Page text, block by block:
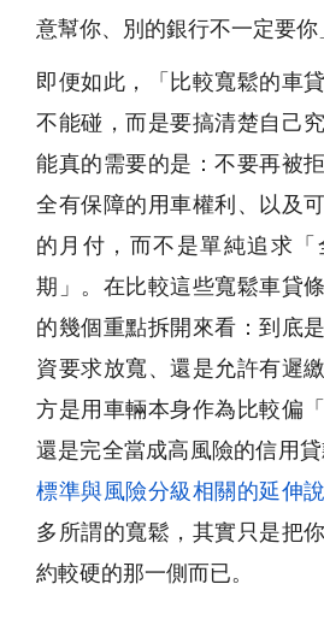
意幫你、別的銀行不一定要你
即便如此，「比較寬鬆的車
不能碰，而是要搞清楚自己
能真的需要的是：不要再被
全有保障的用車權利、以及
的月付，而不是單純追求
期」。在比較這些寬鬆車貸
的幾個重點拆開來看：到底
資要求放寬、還是允許有遲
方是用車輛本身作為比較偏
還是完全當成高風險的信用
標準與風險分級相關的延伸
多所謂的寬鬆，其實只是把
約較硬的那一側而已。